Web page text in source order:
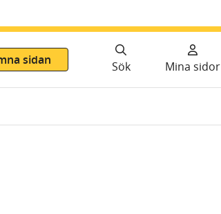
sidan
Sök Mina sidor